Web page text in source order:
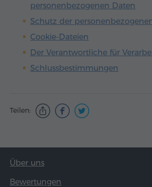
personenbezogenen Daten
Schutz der
Cookie-Dateien
Der Verantwortliche für
Schlussbestimmungen
Teilen:
Über uns
Bewertungen